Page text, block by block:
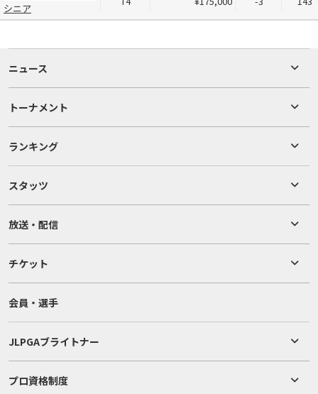
シニア
ニュース
トーナメント
ランキング
スタッツ
放送・配信
チケット
会員・選手
JLPGAブライトナー
プロ資格制度